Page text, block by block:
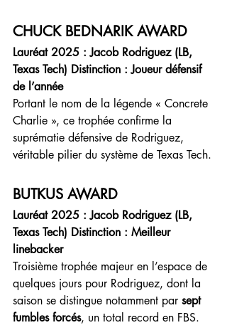
CHUCK BEDNARIK AWARD
Lauréat 2025 : Jacob Rodriguez (LB,
Texas Tech) Distinction : Joueur défensif
de l’année
Portant le nom de la légende « Concrete
Charlie », ce trophée confirme la
suprématie défensive de Rodriguez,
véritable pilier du système de Texas Tech.
BUTKUS AWARD
Lauréat 2025 : Jacob Rodriguez (LB,
Texas Tech) Distinction : Meilleur
linebacker
Troisième trophée majeur en l’espace de
quelques jours pour Rodriguez, dont la
saison se distingue notamment par sept
fumbles forcés, un total record en FBS.